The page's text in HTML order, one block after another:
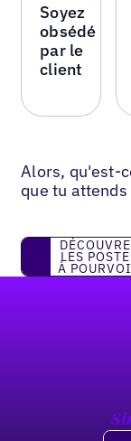
Soyez
obsédé
par le
client
Alors, qu'est-
que tu attends
Découvrez les
LES
À